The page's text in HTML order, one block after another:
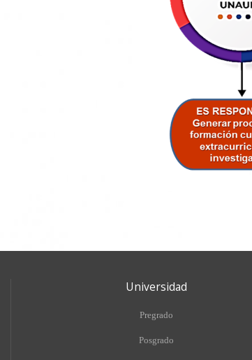
Universidad
Pregrado
Posgrado